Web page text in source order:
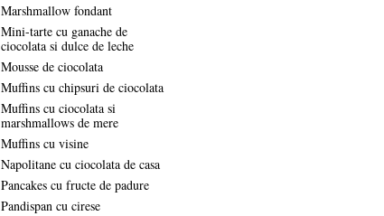
Marshmallow fondant
Mini-tarte cu ganache de
ciocolata si dulce de leche
Mousse de ciocolata
Muffins cu chipsuri de ciocolata
Muffins cu ciocolata si
marshmallows de mere
Muffins cu visine
Napolitane cu ciocolata de casa
Pancakes cu fructe de padure
Pandispan cu cirese